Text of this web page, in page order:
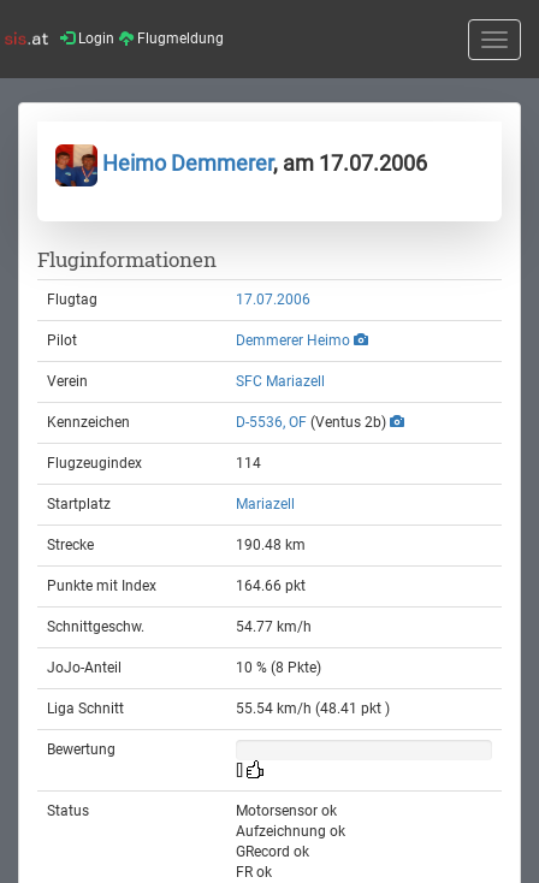
Login Flugmeldung
Toggle
Heimo Demmerer, am 17.07.2006
Fluginformationen
Flugtag 17.07.2006
Pilot Demmerer Heimo
Verein SFC Mariazell
Kennzeichen D-5536, OF (Ventus 2b)
Flugzeugindex 114
Startplatz Mariazell
Strecke 190.48 km
Punkte mit Index 164.66 pkt
Schnittgeschw. 54.77 km/h
JoJo-Anteil 10 % (8 Pkte)
Liga Schnitt 55.54 km/h (48.41 pkt )
Bewertung
Status
Motorsensor ok
Aufzeichnung ok
GRecord ok
FR ok